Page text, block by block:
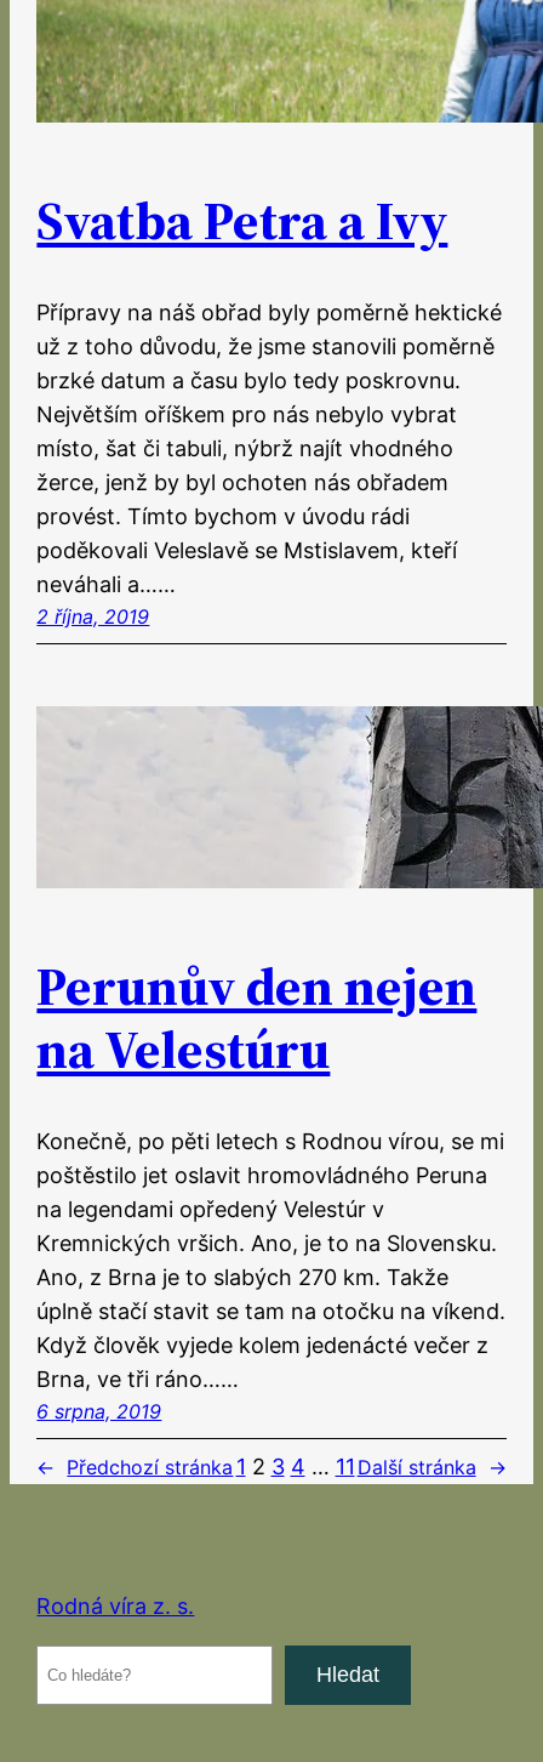
Svatba Petra a Ivy
Přípravy na náš obřad byly poměrně hektické
už z toho důvodu, že jsme stanovili poměrně
brzké datum a času bylo tedy poskrovnu.
Největším oříškem pro nás nebylo vybrat
místo, šat či tabuli, nýbrž najít vhodného
žerce, jenž by byl ochoten nás obřadem
provést. Tímto bychom v úvodu rádi
poděkovali Veleslavě se Mstislavem, kteří
neváhali a……
2 října, 2019
Perunův den nejen
na Velestúru
Konečně, po pěti letech s Rodnou vírou, se mi
poštěstilo jet oslavit hromovládného Peruna
na legendami opředený Velestúr v
Kremnických vršich. Ano, je to na Slovensku.
Ano, z Brna je to slabých 270 km. Takže
úplně stačí stavit se tam na otočku na víkend.
Když člověk vyjede kolem jedenácté večer z
Brna, ve tři ráno……
6 srpna, 2019
← Předchozí stránka 1 2 3 4 … 11 Další stránka →
Rodná víra z. s.
Hledat